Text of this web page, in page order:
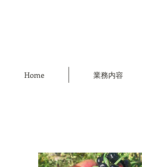
Home 業務内容